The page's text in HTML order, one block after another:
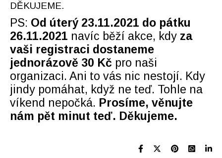
DĚKUJEME.
PS: Od úterý 23.11.2021 do pátku
26.11.2021 navíc běží akce, kdy za
vaši registraci dostaneme
jednorázově 30 Kč pro naši
organizaci. Ani to vás nic nestojí. Kdy
jindy pomáhat, když ne teď. Tohle na
víkend nepočká. Prosíme, věnujte
nám pět minut teď. Děkujeme.